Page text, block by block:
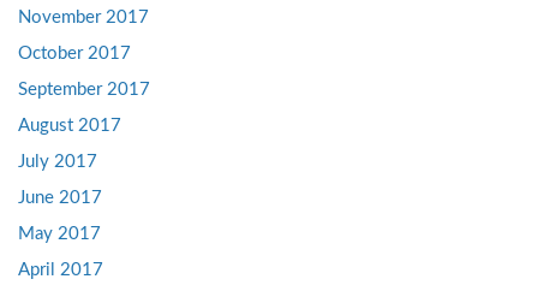
November 2017
October 2017
September 2017
August 2017
July 2017
June 2017
May 2017
April 2017